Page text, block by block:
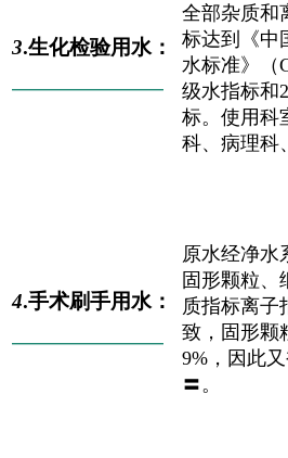
3.生化检验用水：
——————————
全部杂质
标达到《中
水标准》（
级水指标和
标。使用科
科、病理科
4.手术刷手用水：
——————————
原水经净水
固形颗粒、
质指标离子
致，固形颗
9%，因此
〓。